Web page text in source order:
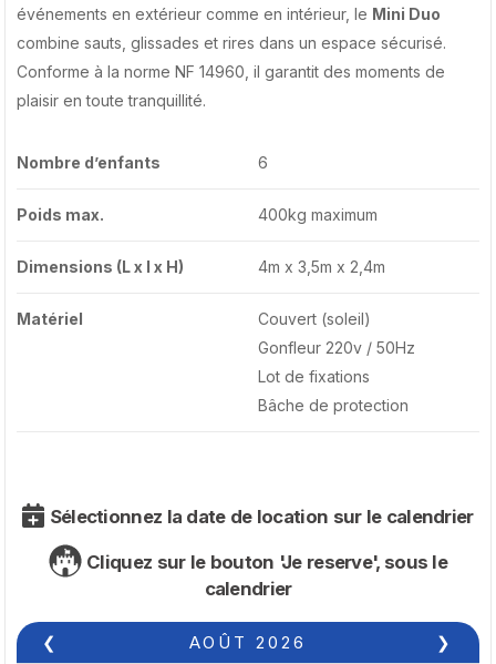
événements en extérieur comme en intérieur, le Mini Duo
combine sauts, glissades et rires dans un espace sécurisé.
Conforme à la norme NF 14960, il garantit des moments de
plaisir en toute tranquillité.
Nombre d’enfants 6
Poids max. 400kg maximum
Dimensions (L x l x H) 4m x 3,5m x 2,4m
Matériel
Couvert (soleil)
Gonfleur 220v / 50Hz
Lot de fixations
Bâche de protection
Sélectionnez la date de location sur le calendrier
Cliquez sur le bouton 'Je reserve', sous le
calendrier
❮ ❯
AOÛT 2026